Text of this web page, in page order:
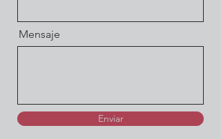
Mensaje
Enviar